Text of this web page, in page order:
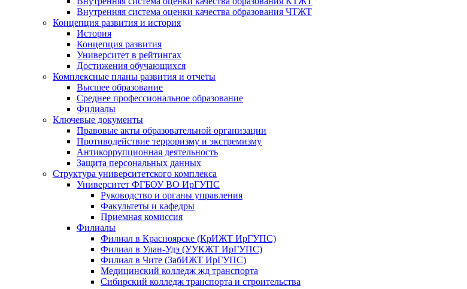
Внутренняя система оценки качества образования ЧТЖТ
Концепция развития и история
История
Концепция развития
Университет в рейтингах
Достижения обучающихся
Комплексные планы развития и отчеты
Высшее образование
Среднее профессиональное образование
Филиалы
Ключевые документы
Правовые акты образовательной организации
Противодействие терроризму и экстремизму
Антикоррупционная деятельность
Защита персональных данных
Структура университетского комплекса
Университет ФГБОУ ВО ИрГУПС
Руководство и органы управления
Факультеты и кафедры
Приемная комиссия
Филиалы
Филиал в Красноярске (КрИЖТ ИрГУПС)
Филиал в Улан-Удэ (УУКЖТ ИрГУПС)
Филиал в Чите (ЗабИЖТ ИрГУПС)
Медицинский колледж жд транспорта
Сибирский колледж транспорта и строительства